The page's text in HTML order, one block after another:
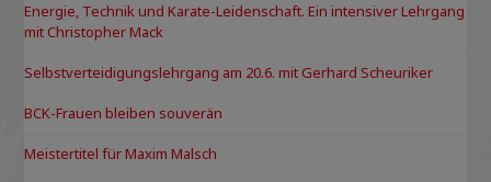
Energie, Technik und Karate-Leidenschaft. Ein intensiver Lehrgang
mit Christopher Mack
Selbstverteidigungslehrgang am 20.6. mit Gerhard Scheuriker
BCK-Frauen bleiben souverän
Meistertitel für Maxim Malsch